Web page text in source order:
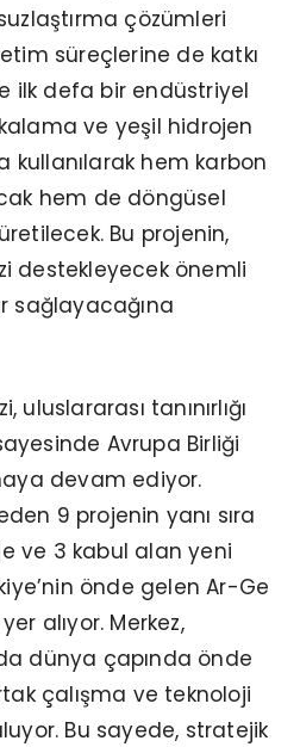
çözümleri
süreçlerine de katkı
ilk defa bir endüstriyel
ve yeşil hidrojen
kullanılarak hem karbon
hem de döngüsel
Bu projenin,
destekleyecek önemli
sağlayacağına
uluslararası tanınırlığı
Avrupa Birliği
devam ediyor.
9 projenin yanı sıra
ve 3 kabul alan yeni
önde gelen Ar-Ge
alıyor. Merkez,
dünya çapında önde
çalışma ve teknoloji
Bu sayede, stratejik